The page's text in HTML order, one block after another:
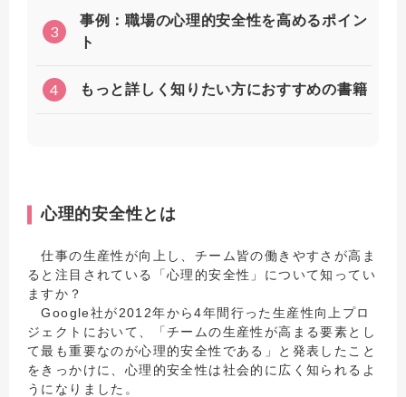
3
事例：職場の心理的安全性を高めるポイン
ト
4 もっと詳しく知りたい方におすすめの書籍
心理的安全性とは
仕事の生産性が向上し、チーム皆の働きやすさが高ま
ると注目されている「心理的安全性」について知ってい
ますか？
Google社が2012年から4年間行った生産性向上プロ
ジェクトにおいて、「チームの生産性が高まる要素とし
て最も重要なのが心理的安全性である」と発表したこと
をきっかけに、心理的安全性は社会的に広く知られるよ
うになりました。